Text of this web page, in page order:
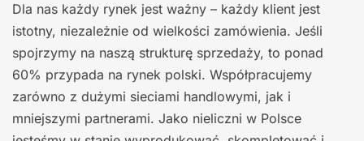
Dla nas każdy rynek jest ważny – każdy klient jest
istotny, niezależnie od wielkości zamówienia. Jeśli
spojrzymy na naszą strukturę sprzedaży, to ponad
60% przypada na rynek polski. Współpracujemy
zarówno z dużymi sieciami handlowymi, jak i
mniejszymi partnerami. Jako nieliczni w Polsce